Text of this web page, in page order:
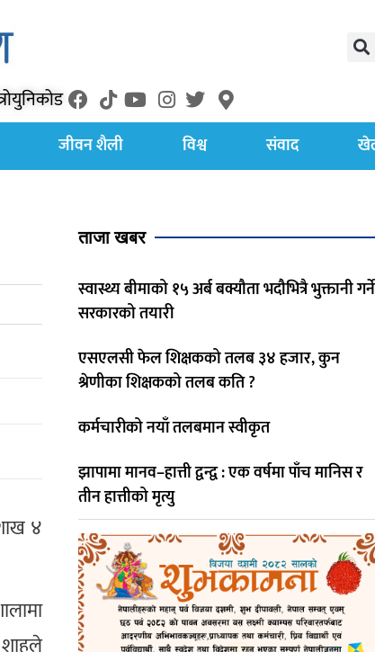
युनिकोड
जीवन शैली विश्व संवाद
४
ताजा खबर
स्वास्थ्य बीमाको १५ अर्ब बक्यौता भदौभित्रै भुक्तानी गर्ने
सरकारको तयारी
एसएलसी फेल शिक्षकको तलब ३४ हजार, कुन
श्रेणीका शिक्षकको तलब कति ?
कर्मचारीको नयाँ तलबमान स्वीकृत
झापामा मानव–हात्ती द्वन्द्व : एक वर्षमा पाँच मानिस र
तीन हात्तीको मृत्यु